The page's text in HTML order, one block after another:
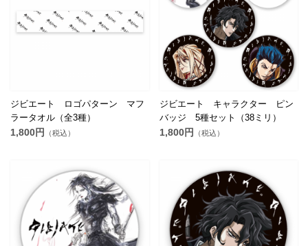
ジビエート ロゴパターン マフ
ラータオル（全3種）
1,800円 （税込）
ジビエート キャラクター ピン
バッジ 5種セット（38ミリ）
1,800円 （税込）